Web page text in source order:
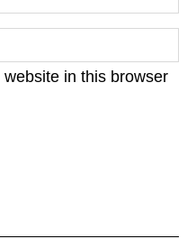
in this browser